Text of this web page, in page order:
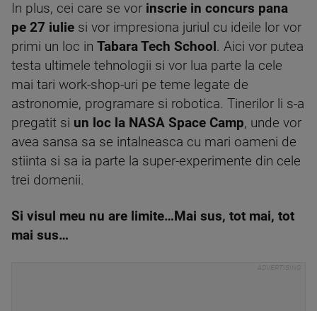
In plus, cei care se vor inscrie in concurs pana
pe 27 iulie si vor impresiona juriul cu ideile lor vor
primi un loc in Tabara Tech School. Aici vor putea
testa ultimele tehnologii si vor lua parte la cele
mai tari work-shop-uri pe teme legate de
astronomie, programare si robotica. Tinerilor li s-a
pregatit si un loc la NASA Space Camp, unde vor
avea sansa sa se intalneasca cu mari oameni de
stiinta si sa ia parte la super-experimente din cele
trei domenii.
Si visul meu nu are limite…Mai sus, tot mai, tot
mai sus…